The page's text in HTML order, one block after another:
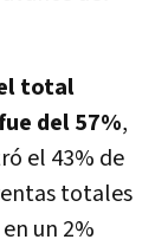
total
del 57%,
el 43% de
totales
un 2%